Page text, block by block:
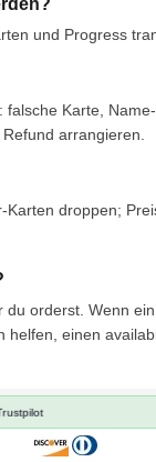
und Progress
Karte,
arrangieren.
droppen;
orderst. Wenn
einen